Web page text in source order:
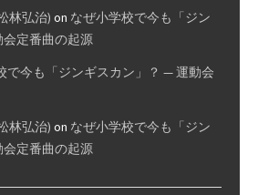
林弘治) on なぜ小学校で今も「ジン
定番曲の起源
で今も「ジンギスカン」？ — 運動会
林弘治) on なぜ小学校で今も「ジン
定番曲の起源